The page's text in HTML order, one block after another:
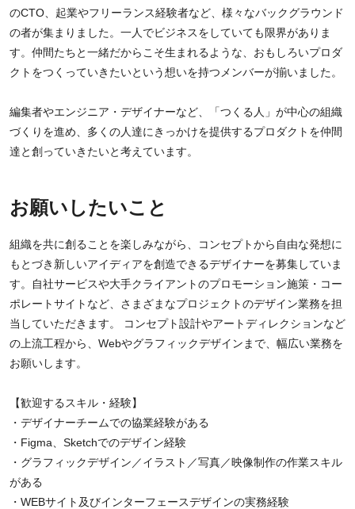
のCTO、起業やフリーランス経験者など、様々なバックグラウンド
の者が集まりました。一人でビジネスをしていても限界がありま
す。仲間たちと一緒だからこそ生まれるような、おもしろいプロダ
クトをつくっていきたいという想いを持つメンバーが揃いました。
編集者やエンジニア・デザイナーなど、「つくる人」が中心の組織
づくりを進め、多くの人達にきっかけを提供するプロダクトを仲間
達と創っていきたいと考えています。
お願いしたいこと
組織を共に創ることを楽しみながら、コンセプトから自由な発想に
もとづき新しいアイディアを創造できるデザイナーを募集していま
す。自社サービスや大手クライアントのプロモーション施策・コー
ポレートサイトなど、さまざまなプロジェクトのデザイン業務を担
当していただきます。 コンセプト設計やアートディレクションなど
の上流工程から、Webやグラフィックデザインまで、幅広い業務を
お願いします。
【歓迎するスキル・経験】
・デザイナーチームでの協業経験がある
・Figma、Sketchでのデザイン経験
・グラフィックデザイン／イラスト／写真／映像制作の作業スキル
がある
・WEBサイト及びインターフェースデザインの実務経験